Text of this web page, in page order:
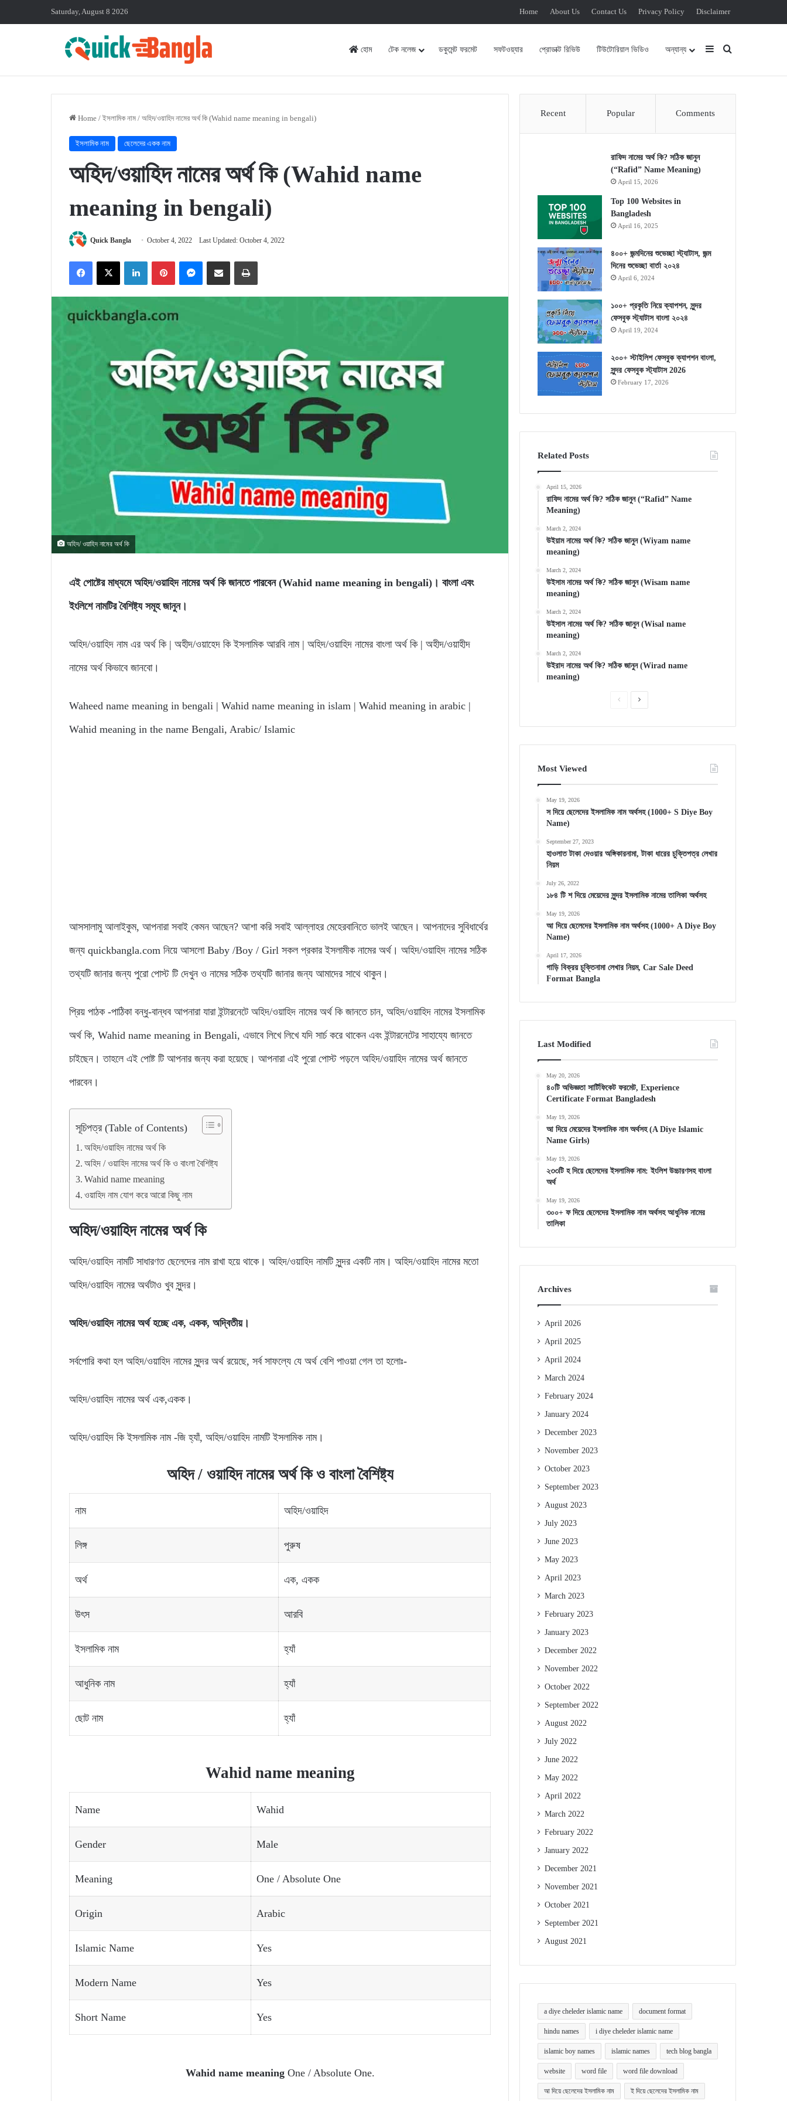
Saturday, August 8 2026 Home About Us Contact Us Privacy Policy Disclaimer
হোম টেক নলেজ ডকুমেন্ট ফরমেট সফটওয়্যার প্রোডাক্ট রিভিউ টিউটোরিয়াল ভিডিও অন্যান্য Sidebar
Home / ইসলামিক নাম / অহিদ/ওয়াহিদ নামের অর্থ কি (Wahid name meaning in bengali)
ইসলামিক নাম ছেলেদের একক নাম
অহিদ/ওয়াহিদ নামের অর্থ কি (Wahid name
meaning in bengali)
Quick Bangla October 4, 2022 Last Updated: October 4, 2022
FacebookX LinkedInPinterestMessengerShare via Email Print
অহিদ/ ওয়াহিদ নামের অর্থ কি
এই পোষ্টের মাধ্যমে অহিদ/ওয়াহিদ নামের অর্থ কি জানতে পারবেন (Wahid name meaning in bengali)। বাংলা এবং
ইংলিশে নামটির বৈশিষ্ট্য সমূহ জানুন।
অহিদ/ওয়াহিদ নাম এর অর্থ কি | অহীদ/ওয়াহেদ কি ইসলামিক আরবি নাম | অহিদ/ওয়াহিদ নামের বাংলা অর্থ কি | অহীদ/ওয়াহীদ
নামের অর্থ কিভাবে জানবো।
Waheed name meaning in bengali | Wahid name meaning in islam | Wahid meaning in arabic |
Wahid meaning in the name Bengali, Arabic/ Islamic
আসসালামু আলাইকুম, আপনারা সবাই কেমন আছেন? আশা করি সবাই আল্লাহর মেহেরবানিতে ভালই আছেন। আপনাদের সুবিধার্থের
জন্য quickbangla.com নিয়ে আসলো Baby /Boy / Girl সকল প্রকার ইসলামীক নামের অর্থ। অহিদ/ওয়াহিদ নামের সঠিক
তথ্যটি জানার জন্য পুরো পোস্ট টি দেখুন ও নামের সঠিক তথ্যটি জানার জন্য আমাদের সাথে থাকুন।
প্রিয় পাঠক -পাঠিকা বন্ধু-বান্ধব আপনারা যারা ইন্টারনেটে অহিদ/ওয়াহিদ নামের অর্থ কি জানতে চান, অহিদ/ওয়াহিদ নামের ইসলামিক
অর্থ কি, Wahid name meaning in Bengali, এভাবে লিখে লিখে যদি সার্চ করে থাকেন এবং ইন্টারনেটের সাহায্যে জানতে
চাইছেন। তাহলে এই পোষ্ট টি আপনার জন্য করা হয়েছে। আপনারা এই পুরো পোস্ট পড়লে অহিদ/ওয়াহিদ নামের অর্থ জানতে
পারবেন।
সূচিপত্র (Table of Contents)
অহিদ/ওয়াহিদ নামের অর্থ কি
অহিদ / ওয়াহিদ নামের অর্থ কি ও বাংলা বৈশিষ্ট্য
Wahid name meaning
ওয়াহিদ নাম যোগ করে আরো কিছু নাম
অহিদ/ওয়াহিদ নামের অর্থ কি
অহিদ/ওয়াহিদ নামটি সাধারণত ছেলেদের নাম রাখা হয়ে থাকে। অহিদ/ওয়াহিদ নামটি সুন্দর একটি নাম। অহিদ/ওয়াহিদ নামের মতো
অহিদ/ওয়াহিদ নামের অর্থটাও খুব সুন্দর।
অহিদ/ওয়াহিদ নামের অর্থ হচ্ছে এক, একক, অদ্বিতীয়।
সর্বপোরি কথা হল অহিদ/ওয়াহিদ নামের সুন্দর অর্থ রয়েছে, সর্ব সাফল্যে যে অর্থ বেশি পাওয়া গেল তা হলোঃ-
অহিদ/ওয়াহিদ নামের অর্থ এক,একক।
অহিদ/ওয়াহিদ কি ইসলামিক নাম -জি হ্যাঁ, অহিদ/ওয়াহিদ নামটি ইসলামিক নাম।
অহিদ / ওয়াহিদ নামের অর্থ কি ও বাংলা বৈশিষ্ট্য
নাম অহিদ/ওয়াহিদ
লিঙ্গ পুরুষ
অর্থ এক, একক
উৎস আরবি
ইসলামিক নাম হ্যাঁ
আধুনিক নাম হ্যাঁ
ছোট নাম হ্যাঁ
Wahid name meaning
Name Wahid
Gender Male
Meaning One / Absolute One
Origin Arabic
Islamic Name Yes
Modern Name Yes
Short Name Yes
Wahid name meaningOne / Absolute One.
Recent Popular Comments
রাফিদ নামের অর্থ কি? সঠিক জানুন
(“Rafid” Name Meaning)
April 15, 2026
Top 100 Websites in
Bangladesh
April 16, 2025
৪০০+ জন্মদিনের শুভেচ্ছা স্ট্যাটাস, জন্ম
দিনের শুভেচ্ছা বার্তা ২০২৪
April 6, 2024
১০০+ প্রকৃতি নিয়ে ক্যাপশন, সুন্দর
ফেসবুক স্ট্যাটাস বাংলা ২০২৪
April 19, 2024
২০০+ স্টাইলিশ ফেসবুক ক্যাপশন বাংলা,
সুন্দর ফেসবুক স্ট্যাটাস 2026
February 17, 2026
Related Posts
April 15, 2026
রাফিদ নামের অর্থ কি? সঠিক জানুন (“Rafid” Name
Meaning)
March 2, 2024
উইয়াম নামের অর্থ কি? সঠিক জানুন (Wiyam name
meaning)
March 2, 2024
উইসাম নামের অর্থ কি? সঠিক জানুন (Wisam name
meaning)
March 2, 2024
উইসাল নামের অর্থ কি? সঠিক জানুন (Wisal name
meaning)
March 2, 2024
উইরাদ নামের অর্থ কি? সঠিক জানুন (Wirad name
meaning)
PreviousNext
Most Viewed
May 19, 2026
স দিয়ে ছেলেদের ইসলামিক নাম অর্থসহ (1000+ S Diye Boy
Name)
September 27, 2023
হাওলাত টাকা দেওয়ার অঙ্গিকারনামা, টাকা ধারের চুক্তিপত্র লেখার
নিয়ম
July 26, 2022
১৮৪ টি শ দিয়ে মেয়েদের সুন্দর ইসলামিক নামের তালিকা অর্থসহ
May 19, 2026
আ দিয়ে ছেলেদের ইসলামিক নাম অর্থসহ (1000+ A Diye Boy
Name)
April 17, 2026
গাড়ি বিক্রয় চুক্তিনামা লেখার নিয়ম, Car Sale Deed
Format Bangla
Last Modified
May 20, 2026
৪০টি অভিজ্ঞতা সার্টিফিকেট ফরমেট, Experience
Certificate Format Bangladesh
May 19, 2026
আ দিয়ে মেয়েদের ইসলামিক নাম অর্থসহ (A Diye Islamic
Name Girls)
May 19, 2026
২৩৩টি হ দিয়ে ছেলেদের ইসলামিক নাম: ইংলিশ উচ্চারণসহ বাংলা
অর্থ
May 19, 2026
৩০০+ ফ দিয়ে ছেলেদের ইসলামিক নাম অর্থসহ আধুনিক নামের
তালিকা
Archives
April 2026
April 2025
April 2024
March 2024
February 2024
January 2024
December 2023
November 2023
October 2023
September 2023
August 2023
July 2023
June 2023
May 2023
April 2023
March 2023
February 2023
January 2023
December 2022
November 2022
October 2022
September 2022
August 2022
July 2022
June 2022
May 2022
April 2022
March 2022
February 2022
January 2022
December 2021
November 2021
October 2021
September 2021
August 2021
a diye cheleder islamic name document format
hindu names i diye cheleder islamic name
islamic boy names islamic names tech blog bangla
website word file word file download
আ দিয়ে ছেলেদের ইসলামিক নাম ই দিয়ে ছেলেদের ইসলামিক নাম